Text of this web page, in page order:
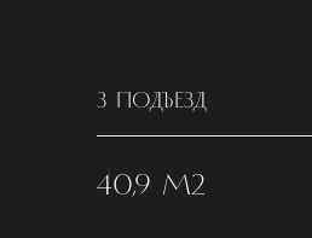
3 ПОДЪЕЗД
40,9 М2